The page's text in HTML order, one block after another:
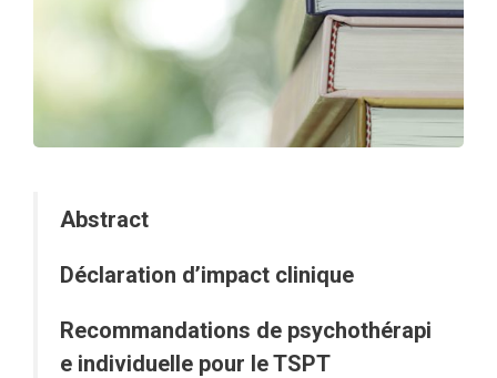
Abstract
Déclaration d’impact clinique
Recommandations de psychothérapi
e individuelle pour le TSPT